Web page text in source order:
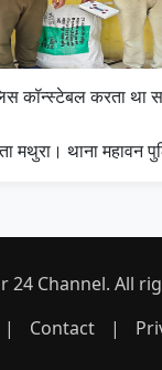
कॉन्स्टेबल करता था
मथुरा। थाना महावन
24 Channel. All
| Contact |